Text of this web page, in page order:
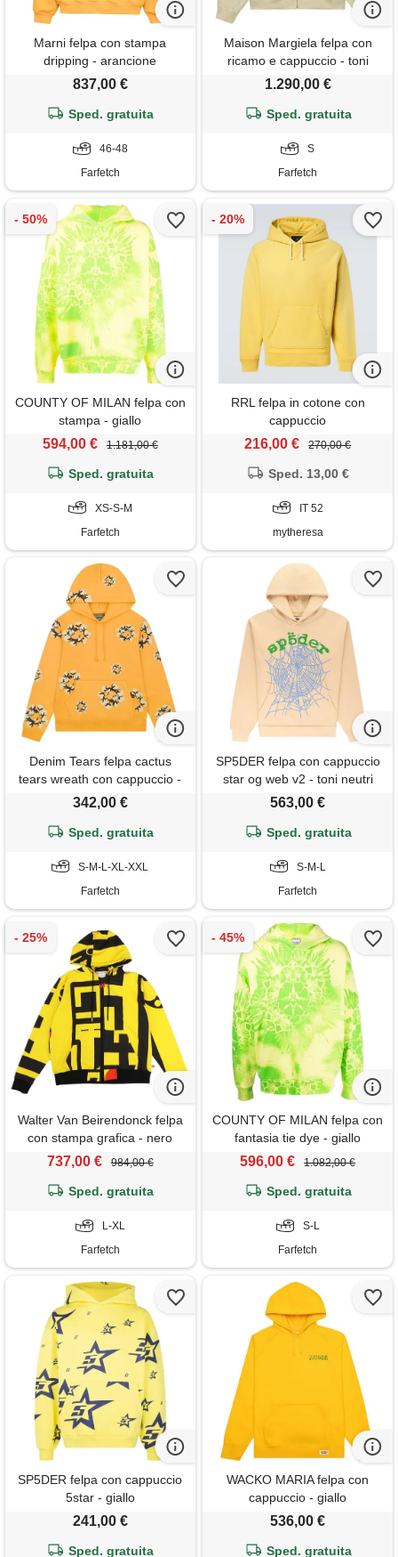
Marni felpa con stampa
dripping - arancione
837,00 €
Sped. gratuita
46-48
Farfetch
Maison Margiela felpa con
ricamo e cappuccio - toni
neutri
1.290,00 €
Sped. gratuita
S
Farfetch
COUNTY OF MILAN felpa con
stampa - giallo
594,00 € 1.181,00 €
Sped. gratuita
XS-S-M
Farfetch
RRL felpa in cotone con
cappuccio
216,00 € 270,00 €
Sped. 13,00 €
IT 52
mytheresa
Denim Tears felpa cactus
tears wreath con cappuccio -
giallo
342,00 €
Sped. gratuita
S-M-L-XL-XXL
Farfetch
SP5DER felpa con cappuccio
star og web v2 - toni neutri
563,00 €
Sped. gratuita
S-M-L
Farfetch
Walter Van Beirendonck felpa
con stampa grafica - nero
737,00 € 984,00 €
Sped. gratuita
L-XL
Farfetch
COUNTY OF MILAN felpa con
fantasia tie dye - giallo
596,00 € 1.082,00 €
Sped. gratuita
S-L
Farfetch
SP5DER felpa con cappuccio
5star - giallo
241,00 €
Sped. gratuita
WACKO MARIA felpa con
cappuccio - giallo
536,00 €
Sped. gratuita